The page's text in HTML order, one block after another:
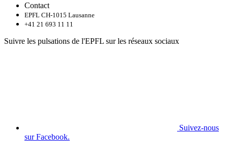
Contact
EPFL CH-1015 Lausanne
+41 21 693 11 11
Suivre les pulsations de l'EPFL sur les réseaux sociaux
Suivez-nous
sur Facebook.